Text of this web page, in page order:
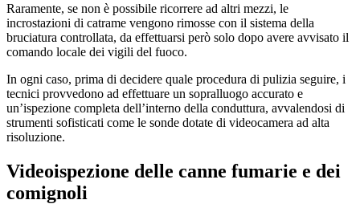
Raramente, se non è possibile ricorrere ad altri mezzi, le
incrostazioni di catrame vengono rimosse con il sistema della
bruciatura controllata, da effettuarsi però solo dopo avere avvisato il
comando locale dei vigili del fuoco.
In ogni caso, prima di decidere quale procedura di pulizia seguire, i
tecnici provvedono ad effettuare un sopralluogo accurato e
un’ispezione completa dell’interno della conduttura, avvalendosi di
strumenti sofisticati come le sonde dotate di videocamera ad alta
risoluzione.
Videoispezione delle canne fumarie e dei
comignoli